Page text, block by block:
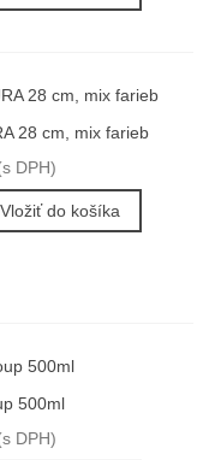
28 cm, mix farieb
DPH)
Vložiť do košíka
500ml
DPH)